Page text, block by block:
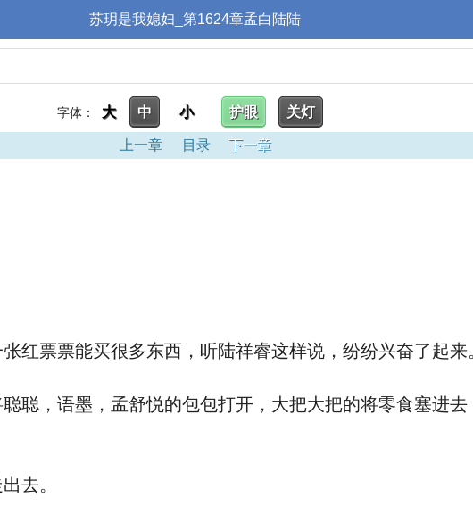
苏玥是我媳妇_第1624章孟白陆陆
字体： 大 中 小 护眼 关灯
上一章 目录 下一章
票票能买很多东西，听陆祥睿这样说，纷纷兴奋了起来
，语墨，孟舒悦的包包打开，大把大把的将零食塞进去
去。